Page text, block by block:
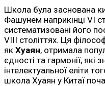
Школа була заснована
Фашунем наприкінці VI
систематизовані його
VIII століттях. Ця
як Хуаян, отримала
єдності та гармонії, які
інтелектуальної еліти
школа Хуаян у Китаї